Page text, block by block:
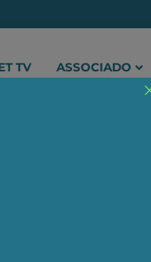
TV ASSOCIADO
nossos